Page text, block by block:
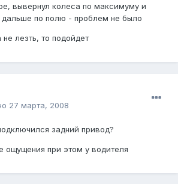
вывернул колеса по максимуму и
дальше по полю - проблем не было
лезть, то подойдет
27 марта, 2008
задний привод?
ощущения при этом у водителя